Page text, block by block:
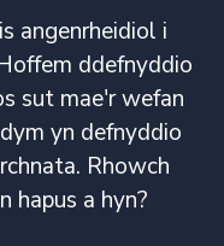
angenrheidiol i
ddefnyddio
sut mae'r wefan
yn defnyddio
Rhowch
hapus a hyn?